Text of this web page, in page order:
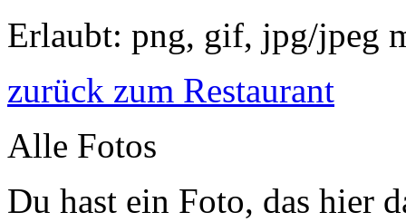
Erlaubt: png, gif, jpg/jpeg
zurück zum Restaurant
Alle Fotos
Du hast ein Foto, das hier